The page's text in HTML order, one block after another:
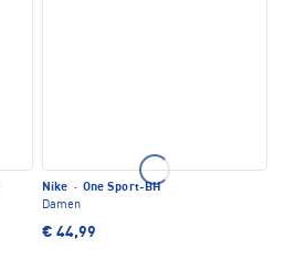
Nike · One Sport-BH
Damen
€ 44,99